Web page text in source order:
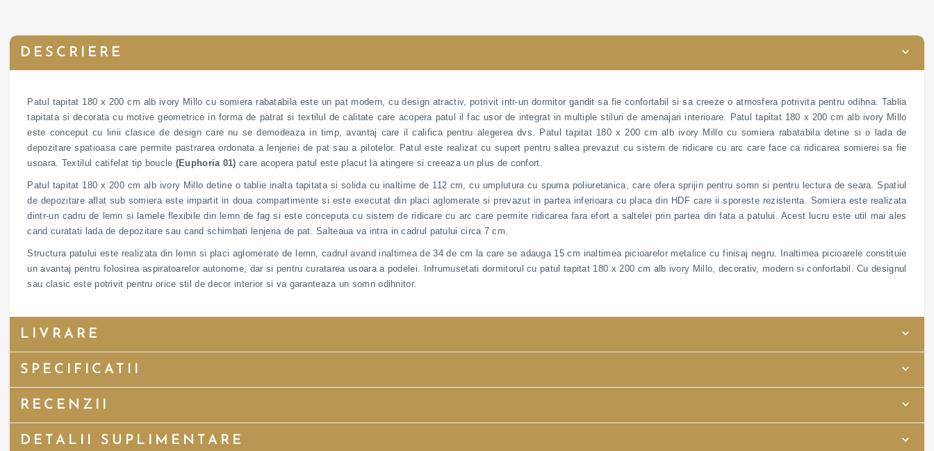
DESCRIERE
Patul tapitat 180 x 200 cm alb ivory Millo cu somiera rabatabila este un pat modern, cu design atractiv, potrivit intr-un dormitor gandit sa fie confortabil si sa creeze o atmosfera potrivita pentru odihna. Tablia
tapitata si decorata cu motive geometrice in forma de patrat si textilul de calitate care acopera patul il fac usor de integrat in multiple stiluri de amenajari interioare. Patul tapitat 180 x 200 cm alb ivory Millo
este conceput cu linii clasice de design care nu se demodeaza in timp, avantaj care il califica pentru alegerea dvs. Patul tapitat 180 x 200 cm alb ivory Millo cu somiera rabatabila detine si o lada de
depozitare spatioasa care permite pastrarea ordonata a lenjeriei de pat sau a pilotelor. Patul este realizat cu suport pentru saltea prevazut cu sistem de ridicare cu arc care face ca ridicarea somierei sa fie
usoara. Textilul catifelat tip boucle (Euphoria 01) care acopera patul este placut la atingere si creeaza un plus de confort.
Patul tapitat 180 x 200 cm alb ivory Millo detine o tablie inalta tapitata si solida cu inaltime de 112 cm, cu umplutura cu spuma poliuretanica, care ofera sprijin pentru somn si pentru lectura de seara. Spatiul
de depozitare aflat sub somiera este impartit in doua compartimente si este executat din placi aglomerate si prevazut in partea inferioara cu placa din HDF care ii sporeste rezistenta. Somiera este realizata
dintr-un cadru de lemn si lamele flexibile din lemn de fag si este conceputa cu sistem de ridicare cu arc care permite ridicarea fara efort a saltelei prin partea din fata a patului. Acest lucru este util mai ales
cand curatati lada de depozitare sau cand schimbati lenjeria de pat. Salteaua va intra in cadrul patului circa 7 cm.
Structura patului este realizata din lemn si placi aglomerate de lemn, cadrul avand inaltimea de 34 de cm la care se adauga 15 cm inaltimea picioarelor metalice cu finisaj negru. Inaltimea picioarele constituie
un avantaj pentru folosirea aspiratoarelor autonome, dar si pentru curatarea usoara a podelei. Infrumusetati dormitorul cu patul tapitat 180 x 200 cm alb ivory Millo, decorativ, modern si confortabil. Cu designul
sau clasic este potrivit pentru orice stil de decor interior si va garanteaza un somn odihnitor.
LIVRARE
SPECIFICATII
RECENZII
DETALII SUPLIMENTARE